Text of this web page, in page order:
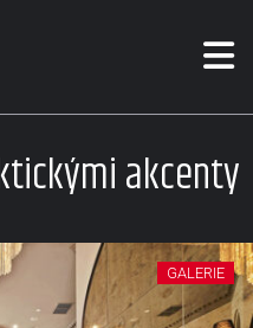
akcenty
GALERIE